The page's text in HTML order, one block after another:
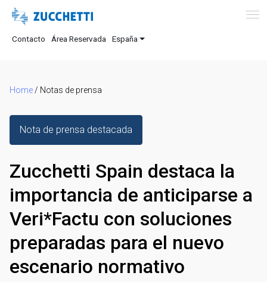
Contacto Área Reservada España
Home / Notas de prensa
Nota de prensa destacada
Zucchetti Spain destaca la
importancia de anticiparse a
Veri*Factu con soluciones
preparadas para el nuevo
escenario normativo